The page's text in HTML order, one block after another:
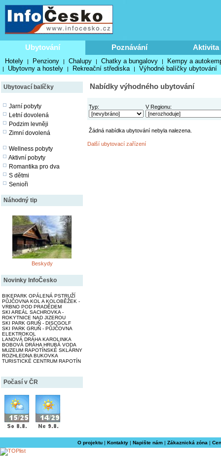
Ubytování Poznávání Aktivita
Hotely | Penziony | Chalupy | Chatky a bungalovy | Kempy a
| Ubytovny a hostely | Rekreační střediska | Výhodné balíčky ubytování
Ubytovací balíčky
Jarní pobyty
Letní dovolená
Podzim levněji
Zimní dovolená
Wellness pobyty
Aktivní pobyty
Romantika pro dva
S dětmi
Senioři
Náhodný tip
Beskydy
Novinky InfoČesko
BIKEPARK OPÁLENÁ PSTRUŽÍ
PŮJČOVNA KOL A KOLOBĚŽEK -
VRBNO POD PRADĚDEM
SKI AREÁL SACHROVKA -
ROKYTNICE NAD JIZEROU
SKI PARK GRUŇ - DISCGOLF
SKI PARK GRUŇ - PŮJČOVNA
ELEKTROKOL
LANOVÁ DRÁHA KAROLINKA
BOBOVÁ DRÁHA HRUBÁ VODA
MUZEUM RAPOTÍNSKÉ SKLÁRNY
ROZHLEDNA BUKOVKA
TURISTICKÉ CENTRUM RAPOTÍN
Počasí v ČR
Nabídky výhodného ubytování
Typ: V Regionu:
Žádná nabídka ubytování nebyla nalezena.
Další ubytovací zařízení
O projektu| Kontakty| Napište nám| Zákaznická zóna |